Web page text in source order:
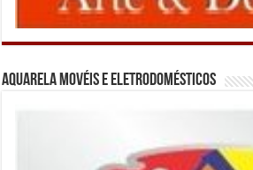
Aquarela Movéis e Eletrodomésticos